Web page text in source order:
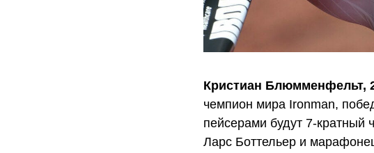
Кристиан Блюмменфельт,
чемпион мира Ironman,
пейсерами будут 7-
Ларс Боттельер и